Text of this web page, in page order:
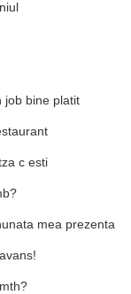
job bine platit
c esti
mea prezenta